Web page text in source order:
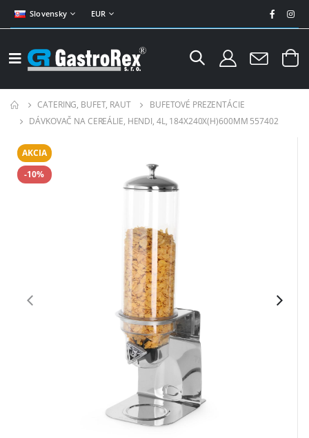
Slovensky EUR
CATERING, BUFET, RAUT
BUFETOVÉ PREZENTÁCIE
DÁVKOVAČ NA CEREÁLIE, HENDI, 4L, 184X240X(H)600MM 557402
AKCIA
-10%